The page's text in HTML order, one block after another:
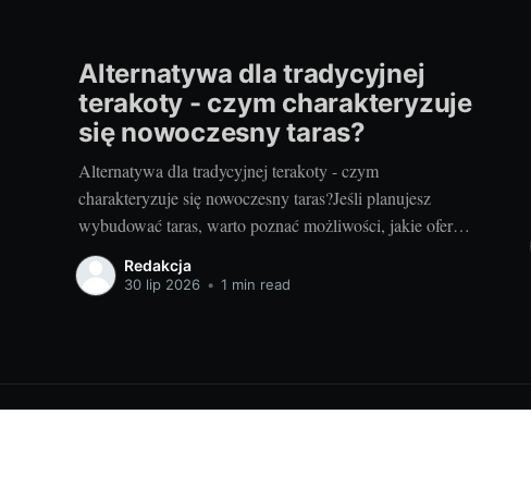
Alternatywa dla tradycyjnej
terakoty - czym charakteryzuje
się nowoczesny taras?
Alternatywa dla tradycyjnej terakoty - czym
charakteryzuje się nowoczesny taras?Jeśli planujesz
wybudować taras, warto poznać możliwości, jakie oferują
nowoczesne rozwiązania. Można przecież zdecydować
się na coś więcej niż tylko tradycyjną terakotę. Ale jak
Redakcja
30 lip 2026 • 1 min read